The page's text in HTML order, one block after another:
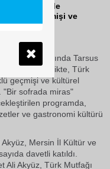
Müzesinde
köklü geçmişi ve
Salı 15:43
kapsamında Tarsus
etkinlikte, Türk
geçmişi ve kültürel
"Bir sofrada miras"
programda,
ve gastronomi kültürü
Mersin İl Kültür ve
davetli katıldı.
Ali Akyüz, Türk Mutfağı